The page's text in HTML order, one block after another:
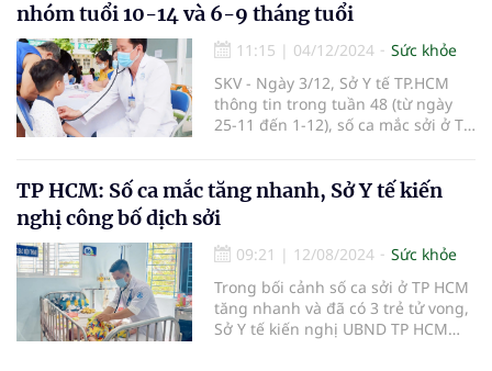
nhóm tuổi 10-14 và 6-9 tháng tuổi
11:15 | 04/12/2024
Sức khỏe
SKV - Ngày 3/12, Sở Y tế TP.HCM
thông tin trong tuần 48 (từ ngày
25-11 đến 1-12), số ca mắc sởi ở TP
TP HCM: Số ca mắc tăng nhanh, Sở Y tế kiến
nghị công bố dịch sởi
09:21 | 12/08/2024
Sức khỏe
Trong bối cảnh số ca sởi ở TP HCM
tăng nhanh và đã có 3 trẻ tử vong,
Sở Y tế kiến nghị UBND TP HCM